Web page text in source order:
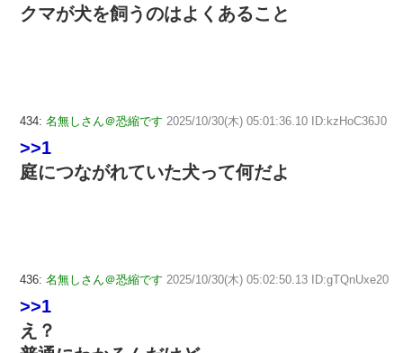
クマが犬を飼うのはよくあること
434: 名無しさん＠恐縮です 2025/10/30(木) 05:01:36.10 ID:kzHoC36J0
>>1
庭につながれていた犬って何だよ
436: 名無しさん＠恐縮です 2025/10/30(木) 05:02:50.13 ID:gTQnUxe20
>>1
え？